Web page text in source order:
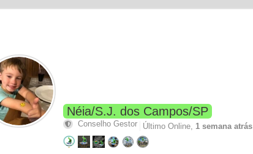
Néia/S.J. dos Campos/SP
Conselho Gestor Último Online, 1 semana atrás